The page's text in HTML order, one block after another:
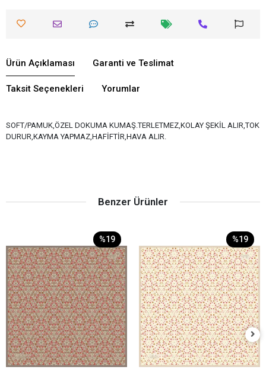
Ürün Açıklaması Garanti ve Teslimat
Taksit Seçenekleri Yorumlar
SOFT/PAMUK,ÖZEL DOKUMA KUMAŞ.TERLETMEZ,KOLAY ŞEKİL ALIR,TOK
DURUR,KAYMA YAPMAZ,HAFİFTİR,HAVA ALIR.
Benzer Ürünler
%19 %19